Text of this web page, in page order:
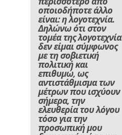
οποιοδήποτε άλλο
είναι: η λογοτεχνία.
Δηλώνω ότι στον
τομέα της λογοτεχνία
δεν είμαι σύμφωνος
με τη σοβιετική
πολιτική και
επιθυμώ, ως
αντιστάθμισμα των
μέτρων που ισχύουν
σήμερα, την
ελευθερία του λόγου
τόσο για την
προσωπική μου